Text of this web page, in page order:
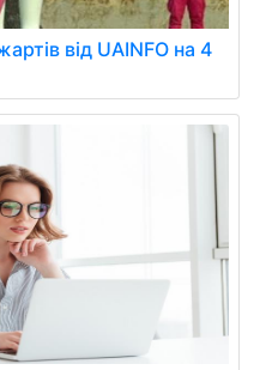
від UAINFO на 4